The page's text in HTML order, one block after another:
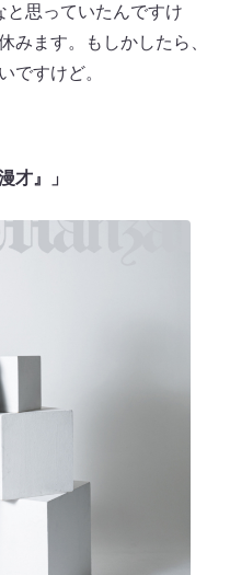
と思っていたんですけ
みます。もしかしたら、
ですけど。
才』」